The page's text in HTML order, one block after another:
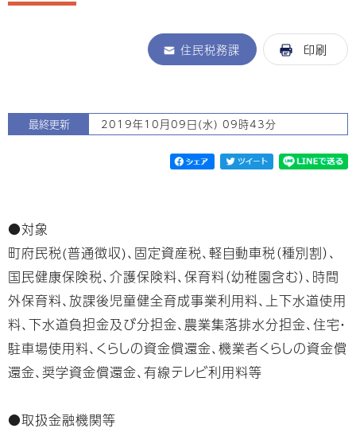
住民税務課 印刷
最終更新 2019年10月09日(水) 09時43分
●対象
町府民税(普通徴収)、固定資産税、軽自動車税（種別割）、
国民健康保険税、介護保険料、保育料（幼稚園含む）、時間
外保育料、放課後児童健全育成事業利用料、上下水道使用
料、下水道負担金及び分担金、農業集落排水分担金、住宅・
駐車場使用料、くらしの資金償還金、機業者くらしの資金償
還金、奨学資金償還金、有線テレビ利用料等
●取扱金融機関等